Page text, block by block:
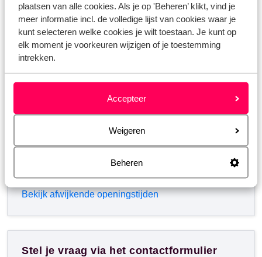
plaatsen van alle cookies. Als je op 'Beheren’ klikt, vind je
meer informatie incl. de volledige lijst van cookies waar je
kunt selecteren welke cookies je wilt toestaan. Je kunt op
elk moment je voorkeuren wijzigen of je toestemming
intrekken.
Accepteer
Weigeren
Beheren
Whatsapp ons!
kunt ons op hetzelfde nummer ook bellen, houd dan
rekening met langere wachttijden.
Maandag t/m vrijdag: 09:00-18:00
Bekijk afwijkende openingstijden
Stel je vraag via het contactformulier